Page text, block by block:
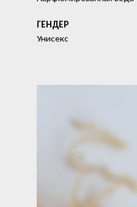
ГЕНДЕР
Унисекс